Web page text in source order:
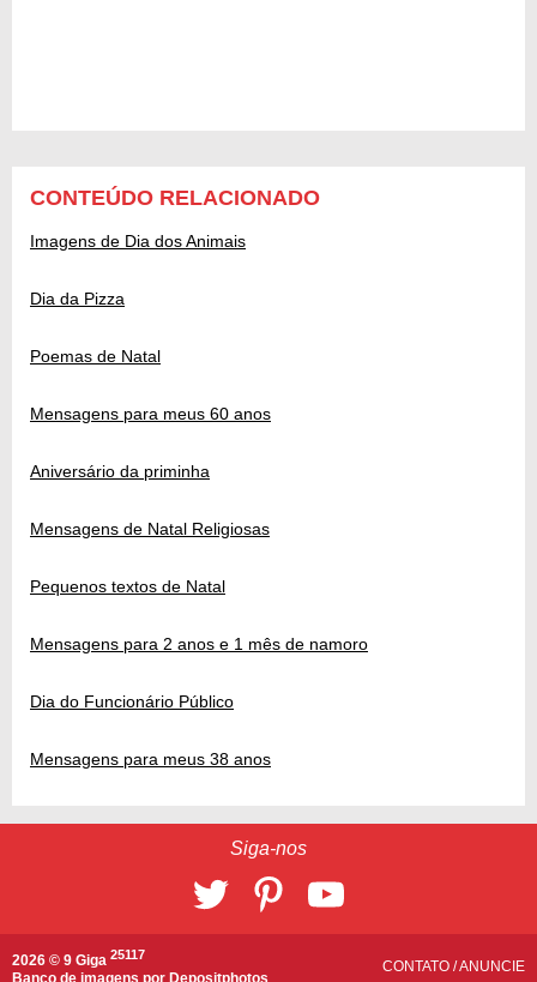
CONTEÚDO RELACIONADO
Imagens de Dia dos Animais
Dia da Pizza
Poemas de Natal
Mensagens para meus 60 anos
Aniversário da priminha
Mensagens de Natal Religiosas
Pequenos textos de Natal
Mensagens para 2 anos e 1 mês de namoro
Dia do Funcionário Público
Mensagens para meus 38 anos
Siga-nos
2026 © 9 Giga 25117
Banco de imagens por Depositphotos
CONTATO /ANUNCIE